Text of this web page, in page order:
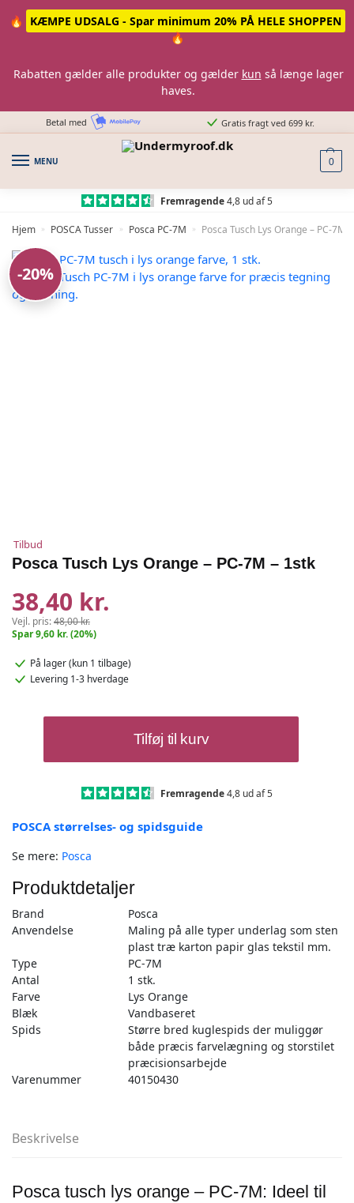
🔥
KÆMPE UDSALG - Spar minimum 20% PÅ HELE SHOPPEN
🔥
Rabatten gælder alle produkter og gælder kun så længe lager
haves.
Betal med Gratis fragt ved 699 kr.
MENU 0
Fremragende4,8 ud af 5
Hjem » POSCA Tusser » Posca PC-7M » Posca Tusch Lys Orange – PC-7M
-20%
Tilbud
Posca Tusch Lys Orange – PC-7M – 1stk
38,40 kr.
Vejl. pris:48,00 kr.
Spar 9,60 kr. (20%)
På lager(kun 1 tilbage)
Levering 1-3 hverdage
7M
1stk
antal
Tilføj til kurv
Fremragende4,8 ud af 5
POSCA størrelses- og spidsguide
Se mere: Posca
Produktdetaljer
Brand
Posca
Anvendelse
Maling på alle typer underlag som sten
plast træ karton papir glas tekstil mm.
Type
PC-7M
Antal
1 stk.
Farve
Lys Orange
Blæk
Vandbaseret
Spids
Større bred kuglespids der muliggør
både præcis farvelægning og storstilet
præcisionsarbejde
Varenummer
40150430
Beskrivelse
Posca tusch lys orange – PC-7M: Ideel til